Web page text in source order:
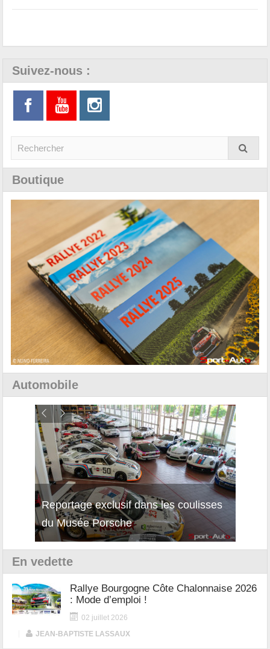
Suivez-nous :
Boutique
Automobile
Reportage exclusif dans les coulisses
du Musée Porsche
Découverte de la nouvelle Ferrari
12Cilindri Manuale
En vedette
Rallye Bourgogne Côte Chalonnaise 2026
: Mode d’emploi !
02 juillet 2026
JEAN-BAPTISTE LASSAUX